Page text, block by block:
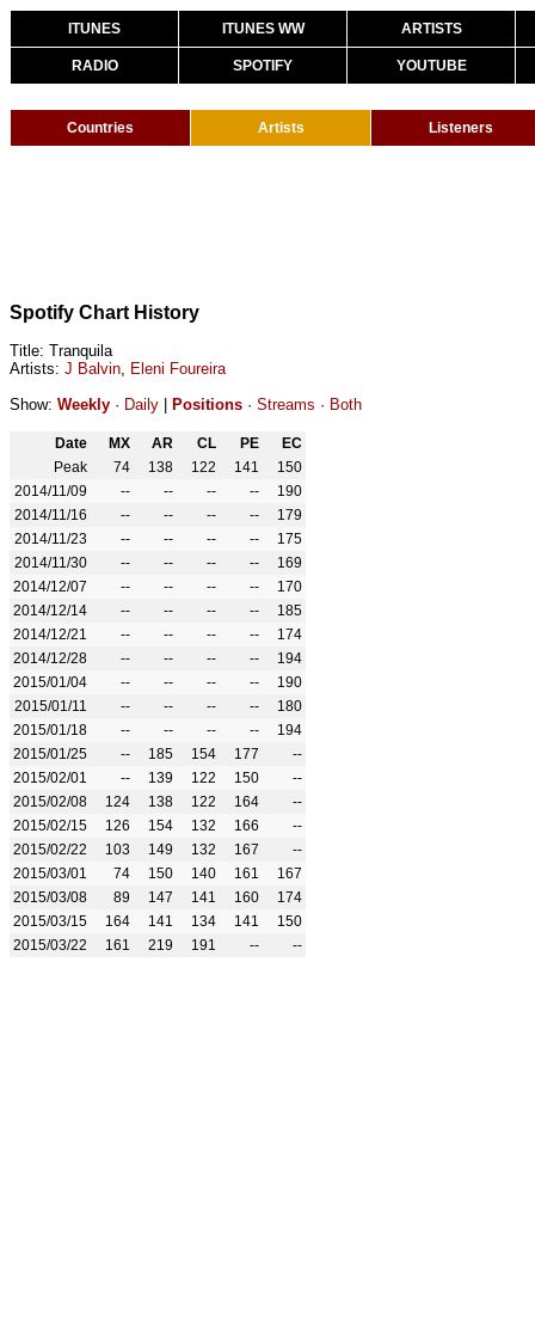
ITUNES ITUNES WW ARTISTS
RADIO SPOTIFY YOUTUBE
Countries Artists Listeners
Spotify Chart History
Title: Tranquila
Artists: J Balvin, Eleni Foureira
Show: Weekly · Daily Positions · Streams · Both
Date MX AR CL PE
EC
Peak
74 138 122 141
150
2014/11/09
-- -- -- --
190
2014/11/16
-- -- -- --
179
2014/11/23
-- -- -- --
175
2014/11/30
-- -- -- --
169
2014/12/07
-- -- -- --
170
2014/12/14
-- -- -- --
185
2014/12/21
-- -- -- --
174
2014/12/28
-- -- -- --
194
2015/01/04
-- -- -- --
190
2015/01/11
-- -- -- --
180
2015/01/18
-- -- -- --
194
2015/01/25
-- 185 154 177
--
2015/02/01
-- 139 122 150
--
2015/02/08
124 138 122 164
--
2015/02/15
126 154 132 166
--
2015/02/22
103 149 132 167
--
2015/03/01
74 150 140 161
167
2015/03/08
89 147 141 160
174
2015/03/15
164 141 134 141
150
2015/03/22
161 219 191 -- --